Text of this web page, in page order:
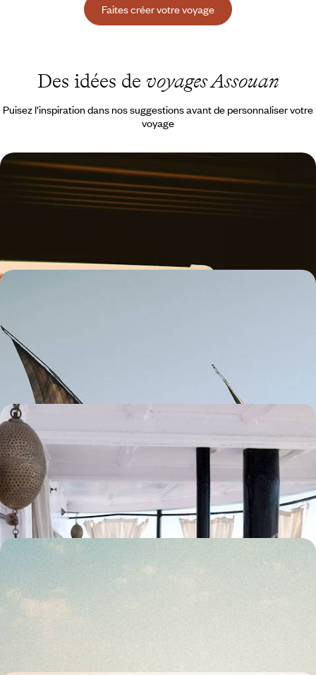
Faites créer votre voyage
Des idées de voyages Assouan
Puisez l’inspiration dans nos suggestions avant de personnaliser votre
voyage
Le Caire, Assouan et Louxor - Au fil du Nil en train
Rallier par le rail certains des plus beaux sites d'Égypte : Saqqarah,
Guizeh, Assouan, Karnak, Louxor, la Vallée des Rois...
De Louxor à Assouan, voguer à bord de notre élégante dahabieh et
s'enfoncer dans les méandres du Nil, de villages en rencontres
8 jours, de 4400 à 6000 €
Votre maison sur le Nil - Croisière privatisée à bord
de La Flâneuse
Naviguer au fil du Nil à bord de votre dahabieh privatisée (jusqu'à 14
personnes) : une approche exceptionnelle et intime de l'Egypte
8 jours, de 4700 à 6300 €
Grands mythes et croisière sur le Nil - Assouan,
Louxor & la mer Rouge avec les enfants
Descendre le Nil en douceur à bord de notre dahabieh (privatisable), se